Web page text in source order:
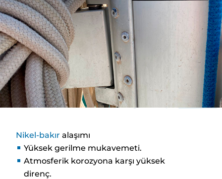
Nikel-bakır alaşımı
Yüksek gerilme mukavemeti.
Atmosferik korozyona karşı yüksek
direnç.